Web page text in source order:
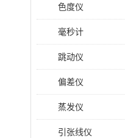
色度仪
毫秒计
跳动仪
偏差仪
蒸发仪
引张线仪